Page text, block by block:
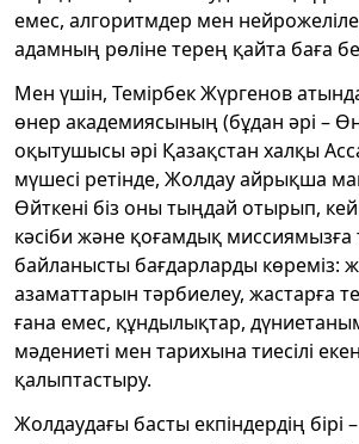
емес, алгоритмдер мен
адамның рөліне терең қайта баға
Мен үшін, Темірбек Жүргенов
өнер академиясының (бұдан әрі –
оқытушысы әрі Қазақстан халқы
мүшесі ретінде, Жолдау айрықша
Өйткені біз оны тыңдай отырып,
кәсіби және қоғамдық миссиямызға
байланысты бағдарларды көреміз:
азаматтарын тәрбиелеу, жастарға
ғана емес, құндылықтар,
мәдениеті мен тарихына тиесілі
қалыптастыру.
Жолдаудағы басты екпіндердің бірі